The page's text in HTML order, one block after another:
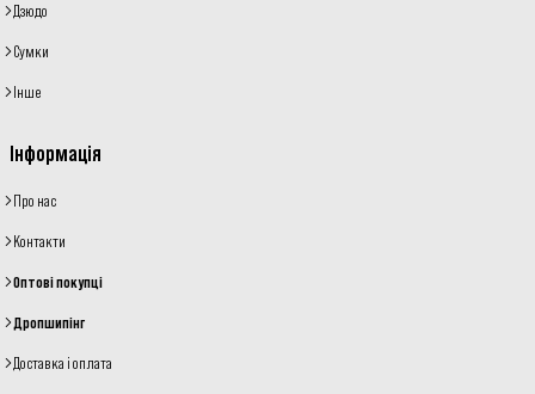
Дзюдо
Сумки
Інше
Інформація
Про нас
Контакти
Оптові покупці
Дропшипінг
Доставка і оплата